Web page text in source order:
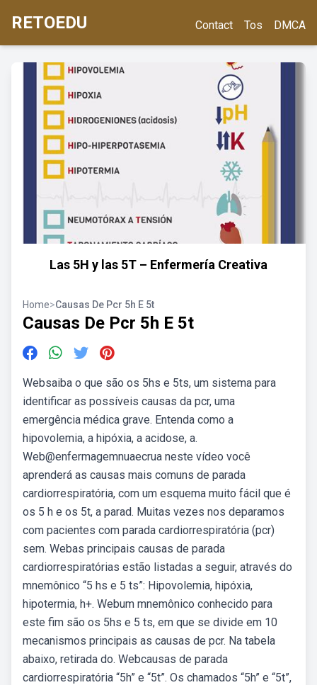
RETOEDU Contact Tos DMCA
Las 5H y las 5T – Enfermería Creativa
Home>Causas De Pcr 5h E 5t
Causas De Pcr 5h E 5t
Websaiba o que são os 5hs e 5ts, um sistema para
identificar as possíveis causas da pcr, uma
emergência médica grave. Entenda como a
hipovolemia, a hipóxia, a acidose, a.
Web@enfermagemnuaecrua neste vídeo você
aprenderá as causas mais comuns de parada
cardiorrespiratória, com um esquema muito fácil que é
os 5 h e os 5t, a parad. Muitas vezes nos deparamos
com pacientes com parada cardiorrespiratória (pcr)
sem. Webas principais causas de parada
cardiorrespiratórias estão listadas a seguir, através do
mnemônico “5 hs e 5 ts”: Hipovolemia, hipóxia,
hipotermia, h+. Webum mnemônico conhecido para
este fim são os 5hs e 5 ts, em que se divide em 10
mecanismos principais as causas de pcr. Na tabela
abaixo, retirada do. Webcausas de parada
cardiorrespiratória “5h” e “5t”. Os chamados “5h” e “5t”,